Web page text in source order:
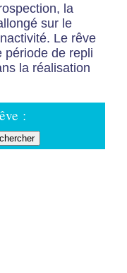
la
sur le
Le rêve
période de repli
la réalisation
: